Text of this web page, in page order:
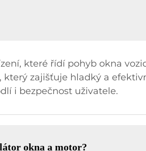
které řídí pohyb okna
zajišťuje hladký a
i bezpečnost uživatele.
okna a motor?